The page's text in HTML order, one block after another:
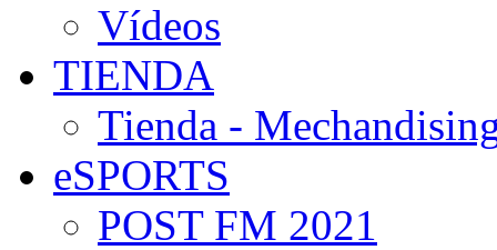
Vídeos
TIENDA
Tienda -
eSPORTS
POST FM 2021